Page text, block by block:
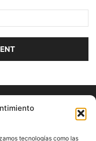
tecnologías como las